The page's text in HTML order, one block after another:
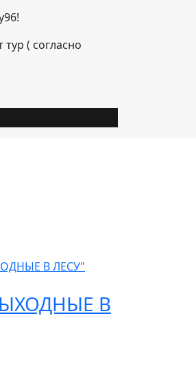
( согласно
В